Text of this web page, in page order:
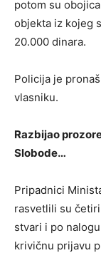
potom su
objekta iz kojeg
20.000 dinara.
Policija je
vlasniku.
Razbijao
Slobode…
Pripadnici
rasvetlili su
stvari i po
krivičnu prijavu